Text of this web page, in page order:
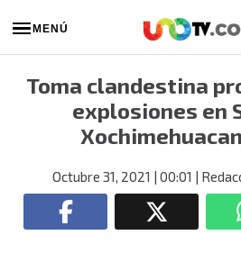
MENÚ
Toma clandestina
explosiones en
Octubre 31, 2021 | 00:01 |